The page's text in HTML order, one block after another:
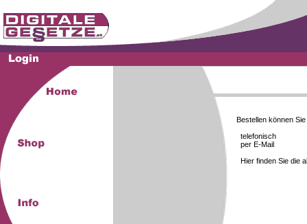
Bestellen können Sie
telefonisch
per E-Mail
Hier finden Sie die